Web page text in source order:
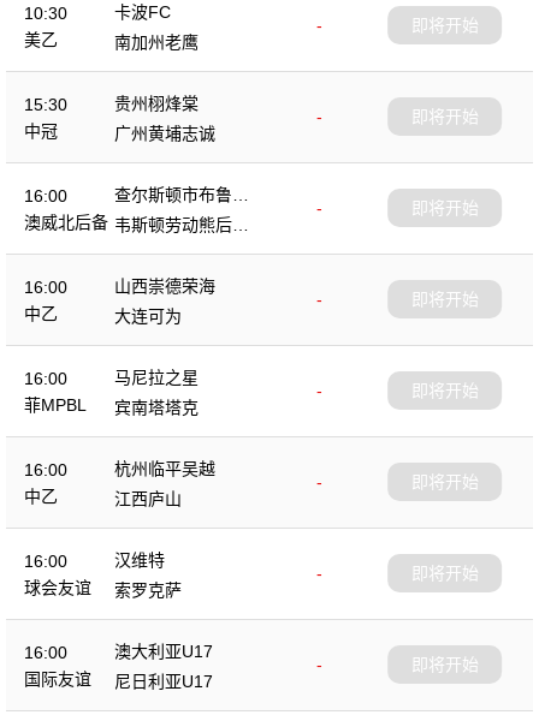
10:30
美乙
卡波FC
-
南加州老鹰
即将开始
15:30
中冠
贵州栩烽棠
-
广州黄埔志诚
即将开始
16:00
澳威北后备
查尔斯顿市布鲁斯
后备队
-
韦斯顿劳动熊后备
队
即将开始
16:00
中乙
山西崇德荣海
-
大连可为
即将开始
16:00
菲MPBL
马尼拉之星
-
宾南塔塔克
即将开始
16:00
中乙
杭州临平吴越
-
江西庐山
即将开始
16:00
球会友谊
汉维特
-
索罗克萨
即将开始
16:00
国际友谊
澳大利亚U17
-
尼日利亚U17
即将开始